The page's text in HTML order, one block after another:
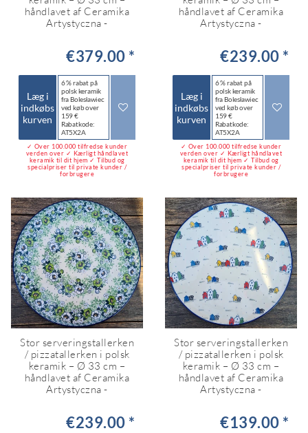
håndlavet af Ceramika
Artystyczna -
€379.00 *
Læg i
indkøbs
kurven
6 % rabat på
polsk keramik
fra Bolesławiec
ved køb over
159 €
Rabatkode:
AT5X2A
✓ Over 100.000 tilfredse kunder
verden over ✓ Kærligt håndlavet
keramik til dit hjem ✓ Tilbud og
specialpriser til private kunder /
forbrugere
håndlavet af Ceramika
Artystyczna -
€239.00 *
Læg i
indkøbs
kurven
6 % rabat på
polsk keramik
fra Bolesławiec
ved køb over
159 €
Rabatkode:
AT5X2A
✓ Over 100.000 tilfredse kunder
verden over ✓ Kærligt håndlavet
keramik til dit hjem ✓ Tilbud og
specialpriser til private kunder /
forbrugere
Stor serveringstallerken
/ pizzatallerken i polsk
keramik – Ø 33 cm –
håndlavet af Ceramika
Artystyczna -
€239.00 *
Stor serveringstallerken
/ pizzatallerken i polsk
keramik – Ø 33 cm –
håndlavet af Ceramika
Artystyczna -
€139.00 *